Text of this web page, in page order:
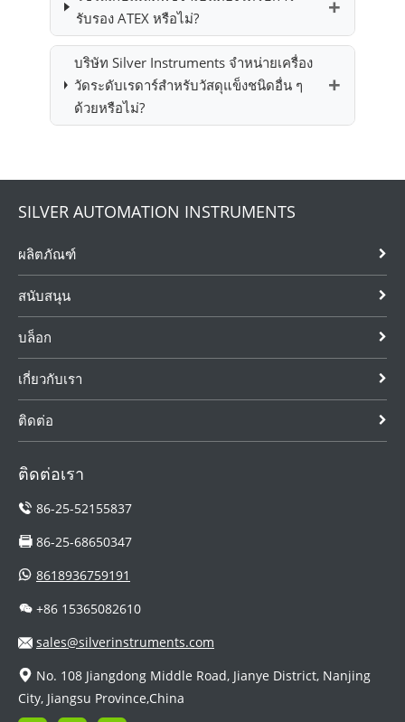
รับรอง ATEX หรือไม่?
บริษัท Silver Instruments จำหน่ายเครื่อง
วัดระดับเรดาร์สำหรับวัสดุแข็งชนิดอื่น ๆ
ด้วยหรือไม่?
SILVER AUTOMATION INSTRUMENTS
ผลิตภัณฑ์
สนับสนุน
บล็อก
เกี่ยวกับเรา
ติดต่อ
ติดต่อเรา
86-25-52155837
86-25-68650347
8618936759191
+86 15365082610
sales@silverinstruments.com
No. 108 Jiangdong Middle Road, Jianye District, Nanjing
City, Jiangsu Province,China